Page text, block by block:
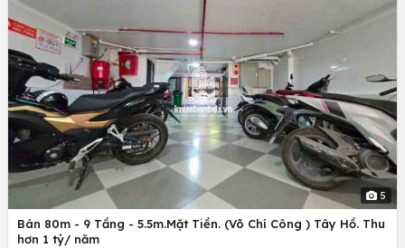
5
Bán 80m - 9 Tầng - 5.5m.Mặt Tiền. (Võ Chí Công ) Tây Hồ. Thu
hơn 1 tỷ/ năm